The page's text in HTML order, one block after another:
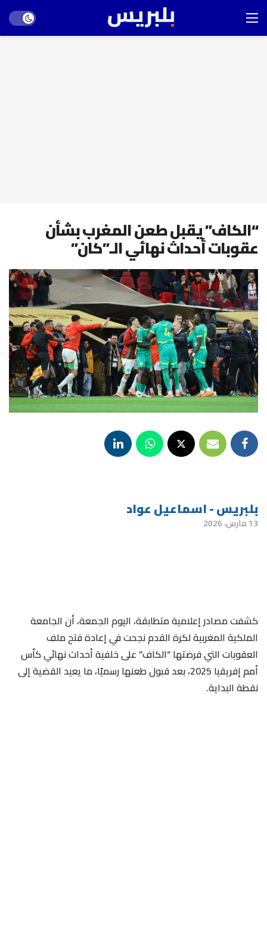
mode
“الكاف” يقبل طعن المغرب بشأن
عقوبات أحداث نهائي الـ”كان”
بلبريس - اسماعيل عواد
13 مارس، 2026
كشفت مصادر إعلامية متطابقة، اليوم الجمعة، أن الجامعة
الملكية المغربية لكرة القدم نجحت في إعادة فتح ملف
العقوبات التي فرضتها “الكاف” على خلفية أحداث نهائي كأس
أمم إفريقيا 2025، بعد قبول طعنها رسميًا، ما يعيد القضية إلى
نقطة البداية.